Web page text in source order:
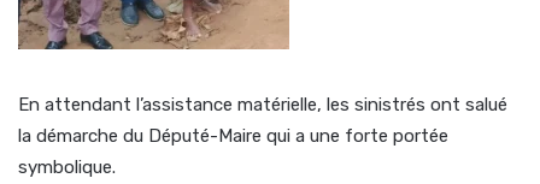
En attendant l’assistance matérielle, les sinistrés ont salué
la démarche du Député-Maire qui a une forte portée
symbolique.